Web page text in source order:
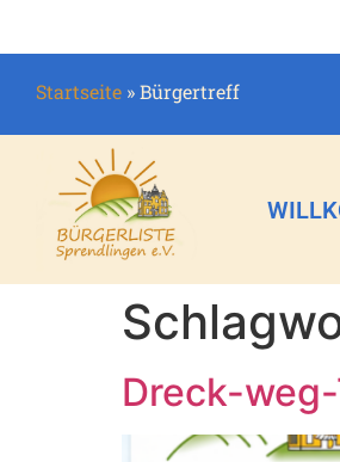
Startseite »Bürgertreff
Dreck-